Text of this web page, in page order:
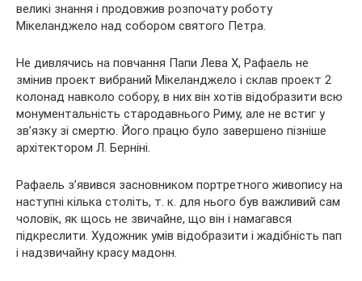
великі знання і продовжив розпочату роботу
Мікеланджело над собором святого Петра.
Не дивлячись на повчання Папи Лева Х, Рафаель не
змінив проект вибраний Мікеланджело і склав проект 2
колонад навколо собору, в них він хотів відобразити всю
монументальність стародавнього Риму, але не встиг у
зв’язку зі смертю. Його працю було завершено пізніше
архітектором Л. Берніні.
Рафаель з’явився засновником портретного живопису на
наступні кілька століть, т. к. для нього був важливий сам
чоловік, як щось не звичайне, що він і намагався
підкреслити. Художник умів відобразити і жадібність пап
і надзвичайну красу мадонн.